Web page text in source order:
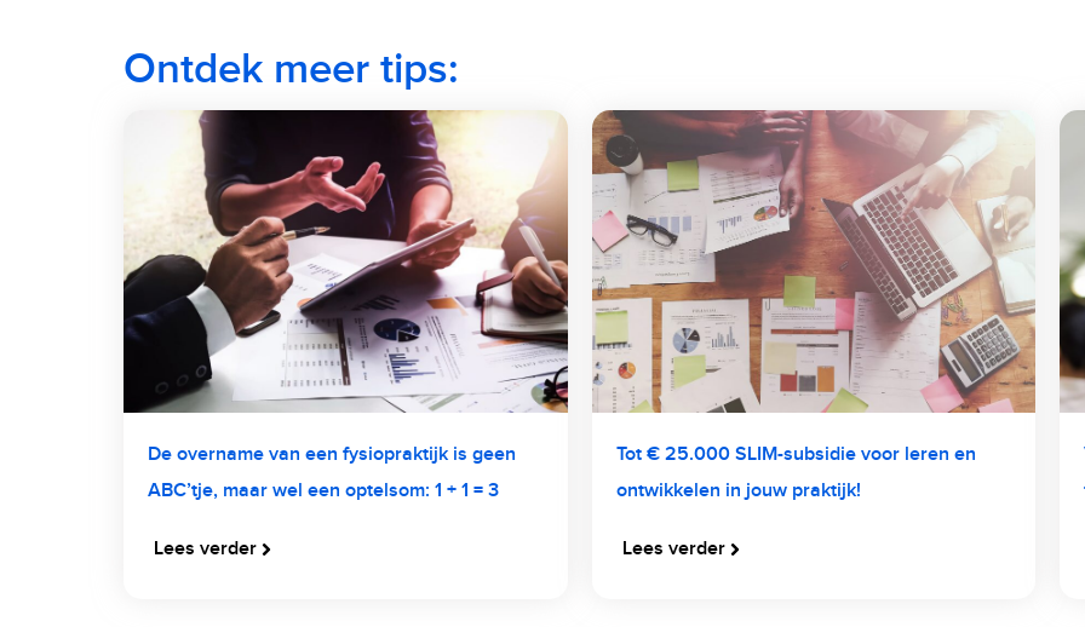
Ontdek meer tips:
De overname van een fysiopraktijk is geen
ABC’tje, maar wel een optelsom: 1 + 1 = 3
Lees verder
Tot € 25.000 SLIM-subsidie voor leren en
ontwikkelen in jouw praktijk!
Lees verder